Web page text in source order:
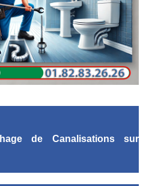
de Canalisationssur